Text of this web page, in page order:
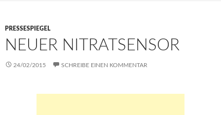
PRESSESPIEGEL
NEUER NITRATSENSOR
24/02/2015 SCHREIBE EINEN KOMMENTAR